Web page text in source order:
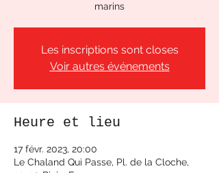
marins
Les inscriptions sont closes
Voir autres événements
Heure et lieu
17 févr. 2023, 20:00
Le Chaland Qui Passe, Pl. de la Cloche,